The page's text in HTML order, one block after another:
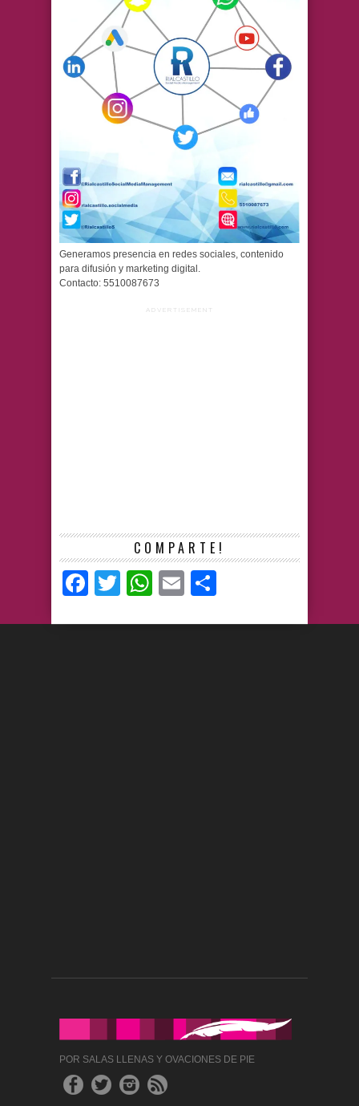
Generamos presencia en redes sociales, contenido
para difusión y marketing digital.
Contacto: 5510087673
ADVERTISEMENT
COMPARTE!
Facebook
TwitterWhatsApp
Email
POR SALAS LLENAS Y OVACIONES DE PIE